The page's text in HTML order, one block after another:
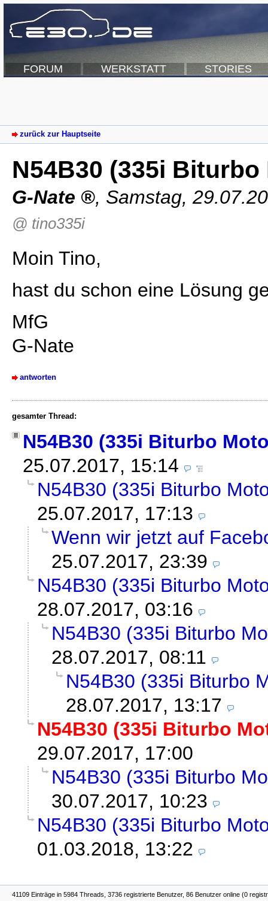
FORUM WERKSTATT STORIES
zurück zur Hauptseite
N54B30 (335i
G-Nate , Samstag,
@ tino335i
Moin Tino,
hast du schon eine Lösung
MfG
G-Nate
antworten
gesamter Thread:
N54B30 (335i Biturbo
25.07.2017, 15:14
N54B30 (335i Biturbo
25.07.2017, 17:13
Wenn wir jetzt auf
25.07.2017, 23:39
N54B30 (335i Biturbo
28.07.2017, 03:16
N54B30 (335i Biturbo
28.07.2017, 08:11
N54B30 (335i Biturbo
28.07.2017, 13:17
N54B30 (335i Biturbo
29.07.2017, 17:00
N54B30 (335i Biturbo
30.07.2017, 10:23
N54B30 (335i Biturbo
01.03.2018, 13:22
41109 Einträge in 5984 Threads, 3736 registrierte Benutzer, 86 Benutzer online (0